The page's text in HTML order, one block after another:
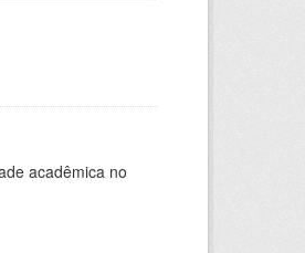
acadêmica no